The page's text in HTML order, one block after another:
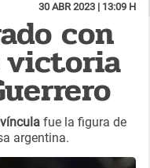
30 ABR 2023 | 13:09 H
con
victoria
fue la figura de
argentina.